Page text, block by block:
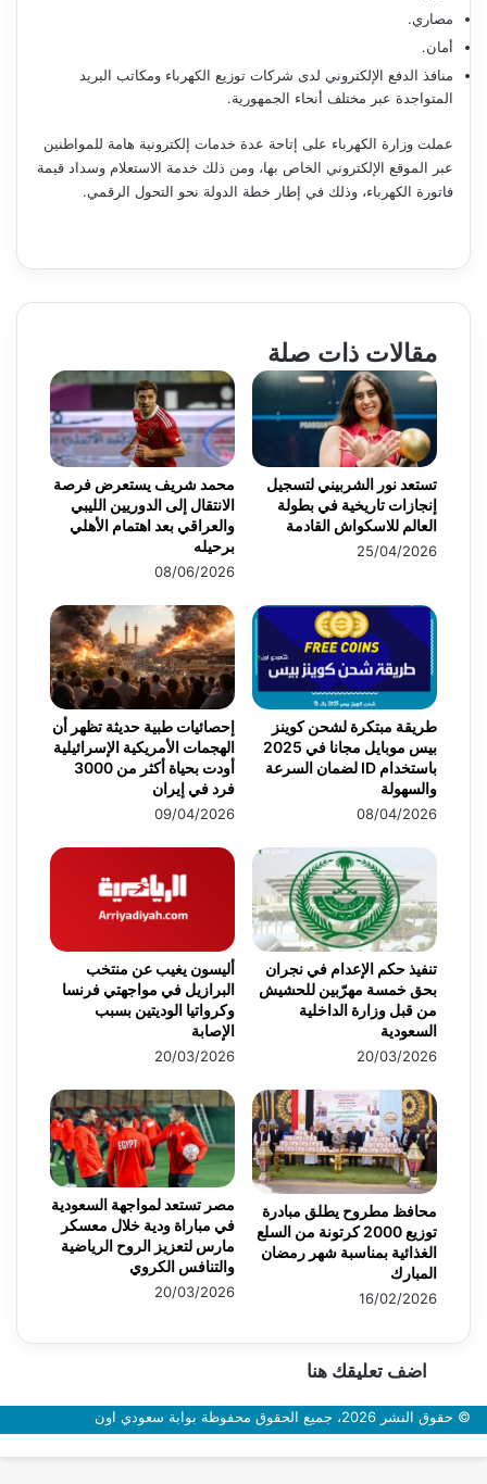
مصاري.
أمان.
منافذ الدفع الإلكتروني لدى شركات توزيع الكهرباء ومكاتب البريد
المتواجدة عبر مختلف أنحاء الجمهورية.
عملت وزارة الكهرباء على إتاحة عدة خدمات إلكترونية هامة للمواطنين
عبر الموقع الإلكتروني الخاص بها، ومن ذلك خدمة الاستعلام وسداد قيمة
فاتورة الكهرباء، وذلك في إطار خطة الدولة نحو التحول الرقمي.
مقالات ذات صلة
محمد شريف يستعرض فرصة
الانتقال إلى الدوريين الليبي
والعراقي بعد اهتمام الأهلي
برحيله
08/06/2026
تستعد نور الشربيني لتسجيل
إنجازات تاريخية في بطولة
العالم للاسكواش القادمة
25/04/2026
إحصائيات طبية حديثة تظهر أن
الهجمات الأمريكية الإسرائيلية
أودت بحياة أكثر من 3000
فرد في إيران
09/04/2026
طريقة مبتكرة لشحن كوينز
بيس موبايل مجانا في 2025
باستخدام ID لضمان السرعة
والسهولة
08/04/2026
أليسون يغيب عن منتخب
البرازيل في مواجهتي فرنسا
وكرواتيا الوديتين بسبب
الإصابة
20/03/2026
تنفيذ حكم الإعدام في نجران
بحق خمسة مهرّبين للحشيش
من قبل وزارة الداخلية
السعودية
20/03/2026
مصر تستعد لمواجهة السعودية
في مباراة ودية خلال معسكر
مارس لتعزيز الروح الرياضية
والتنافس الكروي
20/03/2026
محافظ مطروح يطلق مبادرة
توزيع 2000 كرتونة من السلع
الغذائية بمناسبة شهر رمضان
المبارك
16/02/2026
اضف تعليقك هنا
© حقوق النشر 2026، جميع الحقوق محفوظة بوابة سعودي اون